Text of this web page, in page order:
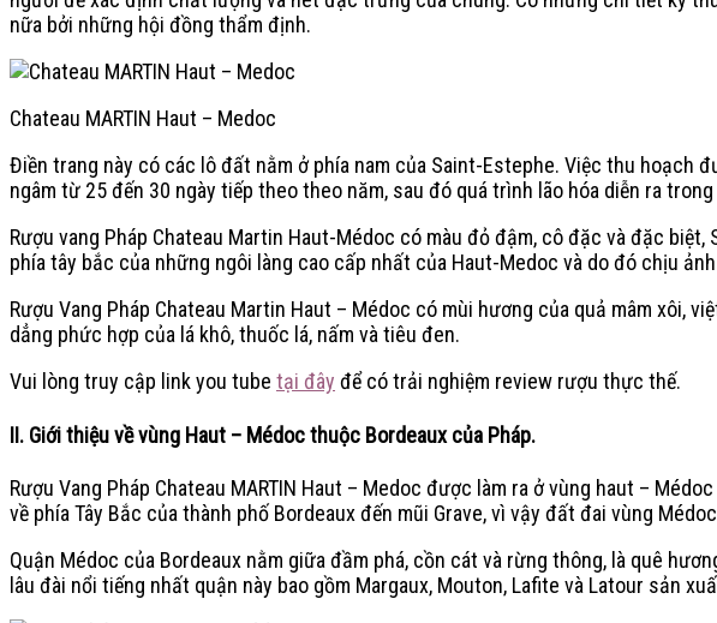
nữa bởi những hội đồng thẩm định.
Chateau MARTIN Haut – Medoc
Điền trang này có các lô đất nằm ở phía nam của Saint-Estephe. Việc thu hoạch
ngâm từ 25 đến 30 ngày tiếp theo theo năm, sau đó quá trình lão hóa diễn ra
Rượu vang Pháp Chateau Martin Haut-Médoc có màu đỏ đậm, cô đặc và đặc
phía tây bắc của những ngôi làng cao cấp nhất của Haut-Medoc và do đó chịu
Rượu Vang Pháp Chateau Martin Haut – Médoc có mùi hương của quả mâm xôi,
dẳng phức hợp của lá khô, thuốc lá, nấm và tiêu đen.
Vui lòng truy cập link you tube tại đây để có trải nghiệm review rượu thực thế.
II. Giới thiệu về vùng Haut – Médoc thuộc Bordeaux của Pháp.
Rượu Vang Pháp Chateau MARTIN Haut – Medoc được làm ra ở vùng haut –
về phía Tây Bắc của thành phố Bordeaux đến mũi Grave, vì vậy đất đai vùng
Quận Médoc của Bordeaux nằm giữa đầm phá, cồn cát và rừng thông, là quê
lâu đài nổi tiếng nhất quận này bao gồm Margaux, Mouton, Lafite và Latour sản